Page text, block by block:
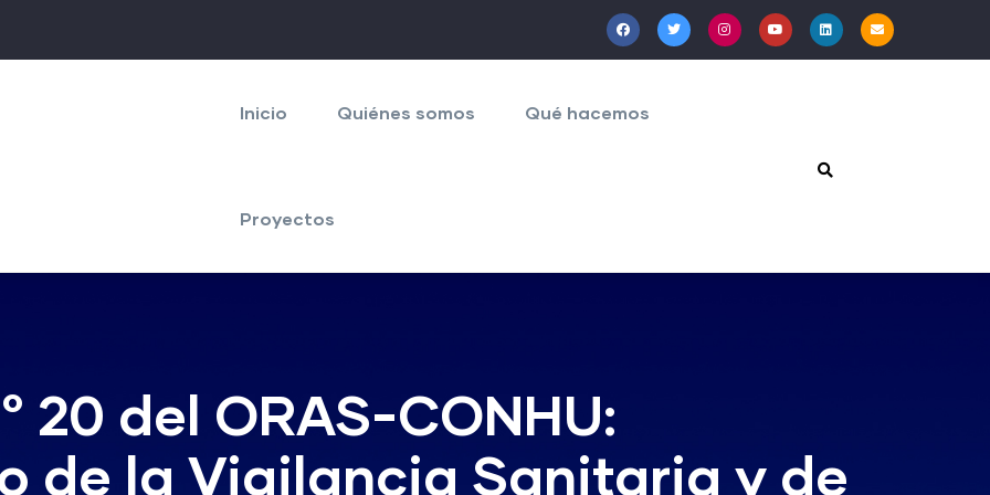
principal
Inicio Quiénes somos Qué hacemos
Proyectos
20 del ORAS-CONHU:
de la Vigilancia Sanitaria y de